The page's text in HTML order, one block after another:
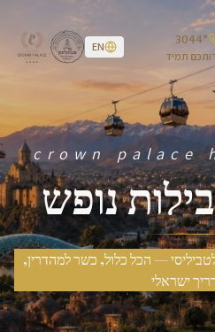
*3044
תמיד
EN
crown
נופש
— הכל כלול, כשר למהדרין,
ישראלי